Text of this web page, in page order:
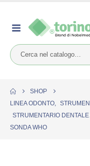
SHOP
LINEA ODONTO,
STRUMENTARIO
SONDA WHO